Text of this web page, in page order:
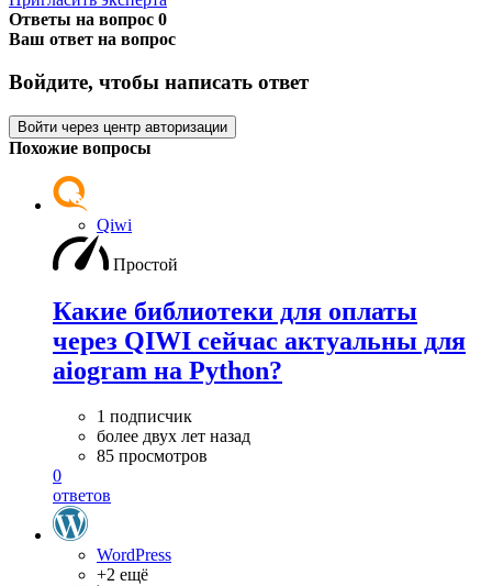
Ответы на вопрос 0
Ваш ответ на вопрос
Войдите, чтобы написать ответ
Войти через центр авторизации
Похожие вопросы
Qiwi
Простой
Какие библиотеки для оплаты
через QIWI сейчас актуальны для
aiogram на Python?
1 подписчик
более двух лет назад
85 просмотров
0
ответов
WordPress
+2 ещё